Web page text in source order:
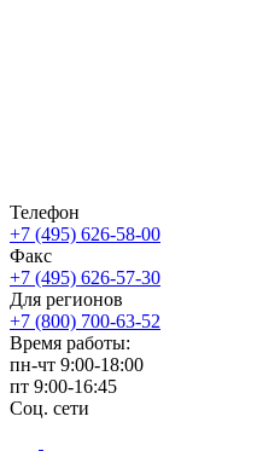
Телефон
+7 (495) 626-58-00
Факс
+7 (495) 626-57-30
Для регионов
+7 (800) 700-63-52
Время работы:
пн-чт 9:00-18:00
пт 9:00-16:45
Соц. сети